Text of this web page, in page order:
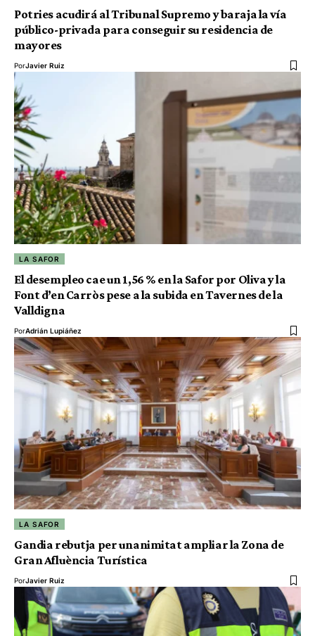
Potries acudirá al Tribunal Supremo y baraja la vía
público-privada para conseguir su residencia de
mayores
PorJavier Ruiz
LA SAFOR
El desempleo cae un 1,56 % en la Safor por Oliva y la
Font d’en Carròs pese a la subida en Tavernes de la
Valldigna
PorAdrián Lupiáñez
LA SAFOR
Gandia rebutja per unanimitat ampliar la Zona de
Gran Afluència Turística
PorJavier Ruiz